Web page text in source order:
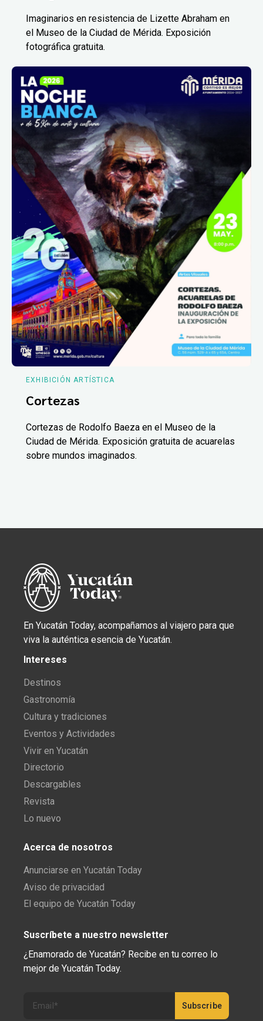
Imaginarios en resistencia de Lizette Abraham en
el Museo de la Ciudad de Mérida. Exposición
fotográfica gratuita.
EXHIBICIÓN ARTÍSTICA
Cortezas
Cortezas de Rodolfo Baeza en el Museo de la
Ciudad de Mérida. Exposición gratuita de acuarelas
sobre mundos imaginados.
En Yucatán Today, acompañamos al viajero para que
viva la auténtica esencia de Yucatán.
Intereses
Destinos
Gastronomía
Cultura y tradiciones
Eventos y Actividades
Vivir en Yucatán
Directorio
Descargables
Revista
Lo nuevo
Acerca de nosotros
Anunciarse en Yucatán Today
Aviso de privacidad
El equipo de Yucatán Today
Suscríbete a nuestro newsletter
¿Enamorado de Yucatán? Recibe en tu correo lo
mejor de Yucatán Today.